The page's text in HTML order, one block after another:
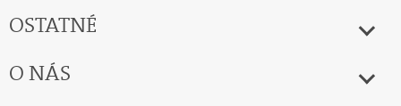
OSTATNÉ
O NÁS